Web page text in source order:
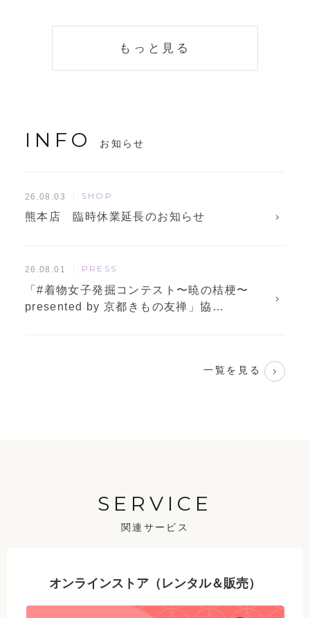
もっと見る
INFO お知らせ
26.08.03 SHOP
熊本店 臨時休業延長のお知らせ
26.08.01 PRESS
「#着物女子発掘コンテスト〜暁の桔梗〜
presented by 京都きもの友禅」協…
一覧を見る
SERVICE
関連サービス
オンラインストア（レンタル＆販売）